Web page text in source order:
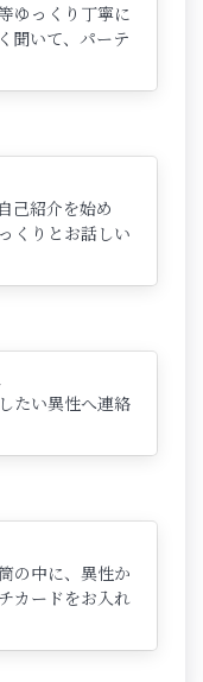
ゆっくり丁寧に
聞いて、パーテ
己紹介を始め
くりとお話しい
たい異性へ連絡
の中に、異性か
カードをお入れ